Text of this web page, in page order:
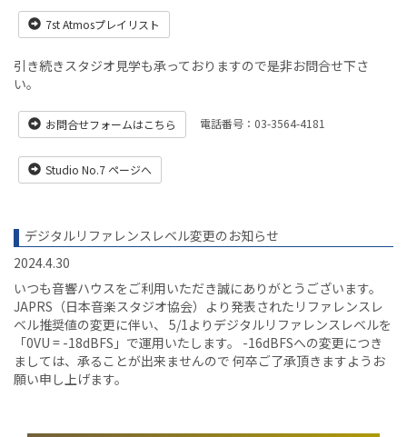
7st Atmosプレイリスト
引き続きスタジオ見学も承っておりますので是非お問合せ下さ
い。
お問合せフォームはこちら 電話番号：03-3564-4181
Studio No.7 ページへ
デジタルリファレンスレベル変更のお知らせ
2024.4.30
いつも音響ハウスをご利用いただき誠にありがとうございます。
JAPRS（日本音楽スタジオ協会）より発表されたリファレンスレ
ベル推奨値の変更に伴い、 5/1よりデジタルリファレンスレベルを
「0VU = -18dBFS」で運用いたします。 -16dBFSへの変更につき
ましては、承ることが出来ませんので 何卒ご了承頂きますようお
願い申し上げます。